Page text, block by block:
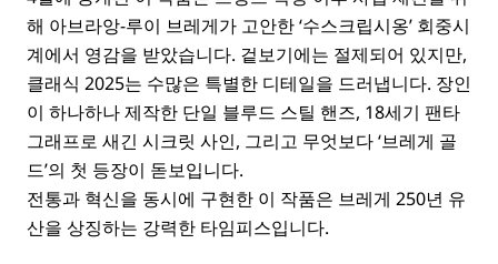
해 아브라앙-루이 브레게가 고안한 ‘수스크립시옹’ 회중시
계에서 영감을 받았습니다. 겉보기에는 절제되어 있지만,
클래식 2025는 수많은 특별한 디테일을 드러냅니다. 장인
이 하나하나 제작한 단일 블루드 스틸 핸즈, 18세기 팬타
그래프로 새긴 시크릿 사인, 그리고 무엇보다 ‘브레게 골
드’의 첫 등장이 돋보입니다.
전통과 혁신을 동시에 구현한 이 작품은 브레게 250년 유
산을 상징하는 강력한 타임피스입니다.